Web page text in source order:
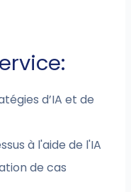
d’IA et de
à l'aide de l'IA
de cas